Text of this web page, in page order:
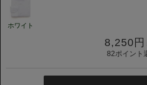
ホワイト
8,250 円
82ポイント